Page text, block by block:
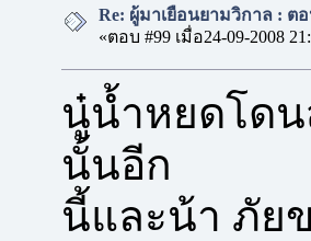
Re: ผู้มาเยือนยามวิกาล : ต
«ตอบ #99 เมื่อ24-09-2008
นู๋น้ำหยดโดน
นั้นอีก
นี้และน้า ภัย